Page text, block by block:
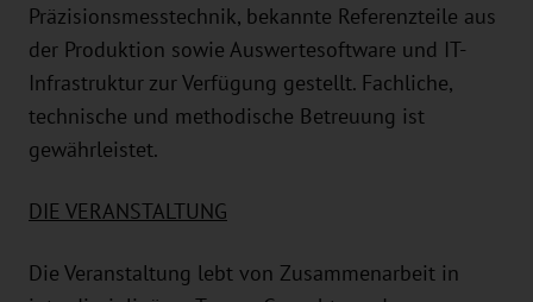
Präzisionsmesstechnik, bekannte Referenzteile aus
der Produktion sowie Auswertesoftware und IT-
Infrastruktur zur Verfügung gestellt. Fachliche,
technische und methodische Betreuung ist
gewährleistet.
DIE VERANSTALTUNG
Die Veranstaltung lebt von Zusammenarbeit in